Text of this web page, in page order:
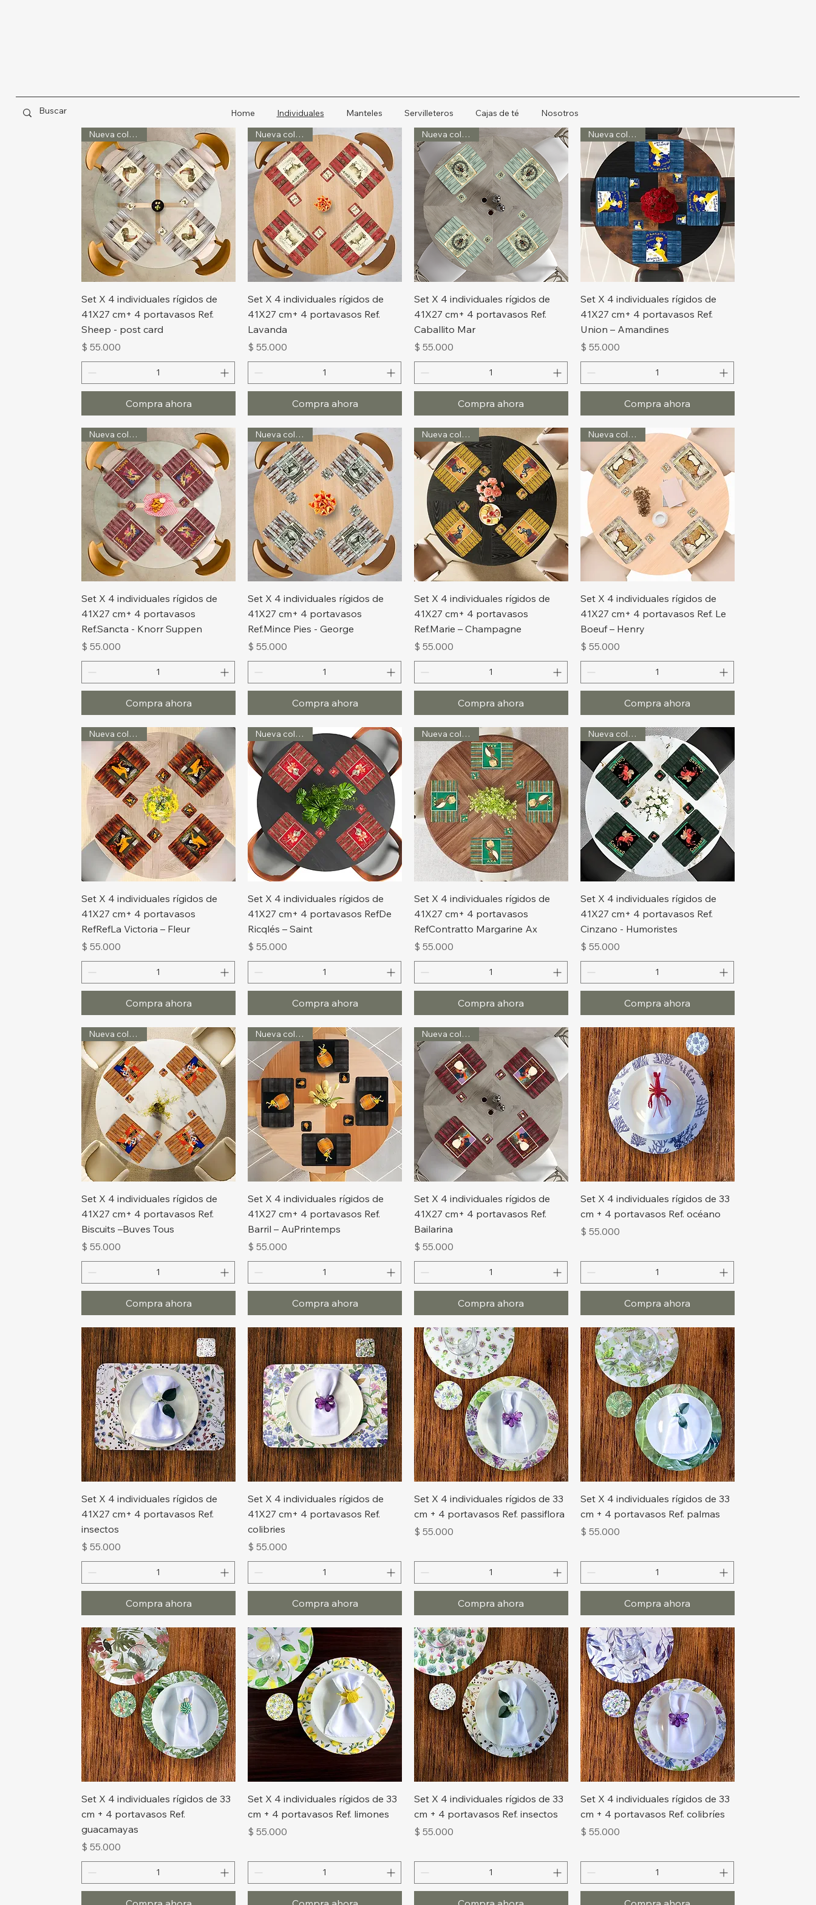
Home Individuales Manteles Servilleteros Cajas de té Nosotros
Vista rápida
Nueva colección
Set X 4 individuales rígidos de
41X27 cm+ 4 portavasos Ref.
Sheep - post card
Precio
$ 55.000
Compra ahora
Vista rápida
Nueva colección
Set X 4 individuales rígidos de
41X27 cm+ 4 portavasos Ref.
Lavanda
Precio
$ 55.000
Compra ahora
Vista rápida
Nueva colección
Set X 4 individuales rígidos de
41X27 cm+ 4 portavasos Ref.
Caballito Mar
Precio
$ 55.000
Compra ahora
Vista rápida
Nueva colección
Set X 4 individuales rígidos de
41X27 cm+ 4 portavasos Ref.
Union – Amandines
Precio
$ 55.000
Compra ahora
Vista rápida
Nueva colección
Set X 4 individuales rígidos de
41X27 cm+ 4 portavasos
Ref.Sancta - Knorr Suppen
Precio
$ 55.000
Compra ahora
Vista rápida
Nueva colección
Set X 4 individuales rígidos de
41X27 cm+ 4 portavasos
Ref.Mince Pies - George
Precio
$ 55.000
Compra ahora
Vista rápida
Nueva colección
Set X 4 individuales rígidos de
41X27 cm+ 4 portavasos
Ref.Marie – Champagne
Precio
$ 55.000
Compra ahora
Vista rápida
Nueva colección
Set X 4 individuales rígidos de
41X27 cm+ 4 portavasos Ref. Le
Boeuf – Henry
Precio
$ 55.000
Compra ahora
Vista rápida
Nueva colección
Set X 4 individuales rígidos de
41X27 cm+ 4 portavasos
RefRefLa Victoria – Fleur
Precio
$ 55.000
Compra ahora
Vista rápida
Nueva colección
Set X 4 individuales rígidos de
41X27 cm+ 4 portavasos RefDe
Ricqlés – Saint
Precio
$ 55.000
Compra ahora
Vista rápida
Nueva colección
Set X 4 individuales rígidos de
41X27 cm+ 4 portavasos
RefContratto Margarine Ax
Precio
$ 55.000
Compra ahora
Vista rápida
Nueva colección
Set X 4 individuales rígidos de
41X27 cm+ 4 portavasos Ref.
Cinzano - Humoristes
Precio
$ 55.000
Compra ahora
Vista rápida
Nueva colección
Set X 4 individuales rígidos de
41X27 cm+ 4 portavasos Ref.
Biscuits –Buves Tous
Precio
$ 55.000
Compra ahora
Vista rápida
Nueva colección
Set X 4 individuales rígidos de
41X27 cm+ 4 portavasos Ref.
Barril – AuPrintemps
Precio
$ 55.000
Compra ahora
Vista rápida
Nueva colección
Set X 4 individuales rígidos de
41X27 cm+ 4 portavasos Ref.
Bailarina
Precio
$ 55.000
Compra ahora
Vista rápida
Set X 4 individuales rígidos de 33
cm + 4 portavasos Ref. océano
Precio
$ 55.000
Compra ahora
Vista rápida
Set X 4 individuales rígidos de
41X27 cm+ 4 portavasos Ref.
insectos
Precio
$ 55.000
Compra ahora
Vista rápida
Set X 4 individuales rígidos de
41X27 cm+ 4 portavasos Ref.
colibries
Precio
$ 55.000
Compra ahora
Vista rápida
Set X 4 individuales rígidos de 33
cm + 4 portavasos Ref. passiflora
Precio
$ 55.000
Compra ahora
Vista rápida
Set X 4 individuales rígidos de 33
cm + 4 portavasos Ref. palmas
Precio
$ 55.000
Compra ahora
Vista rápida
Set X 4 individuales rígidos de 33
cm + 4 portavasos Ref.
guacamayas
Precio
$ 55.000
Vista rápida
Set X 4 individuales rígidos de 33
cm + 4 portavasos Ref. limones
Precio
$ 55.000
Vista rápida
Set X 4 individuales rígidos de 33
cm + 4 portavasos Ref. insectos
Precio
$ 55.000
Vista rápida
Set X 4 individuales rígidos de 33
cm + 4 portavasos Ref. colibríes
Precio
$ 55.000